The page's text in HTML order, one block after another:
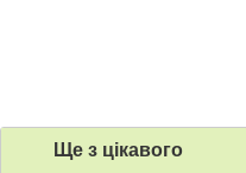
Ще з цiкавого